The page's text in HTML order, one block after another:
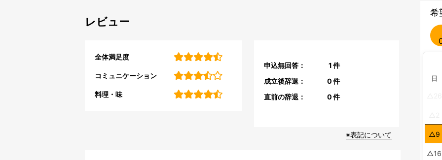
レビュー
全体満足度
コミュニケーション
料理・味
申込無回答： 1件
成立後辞退：
0件
直前の辞退：
0件
※表記について
希
日
9
16